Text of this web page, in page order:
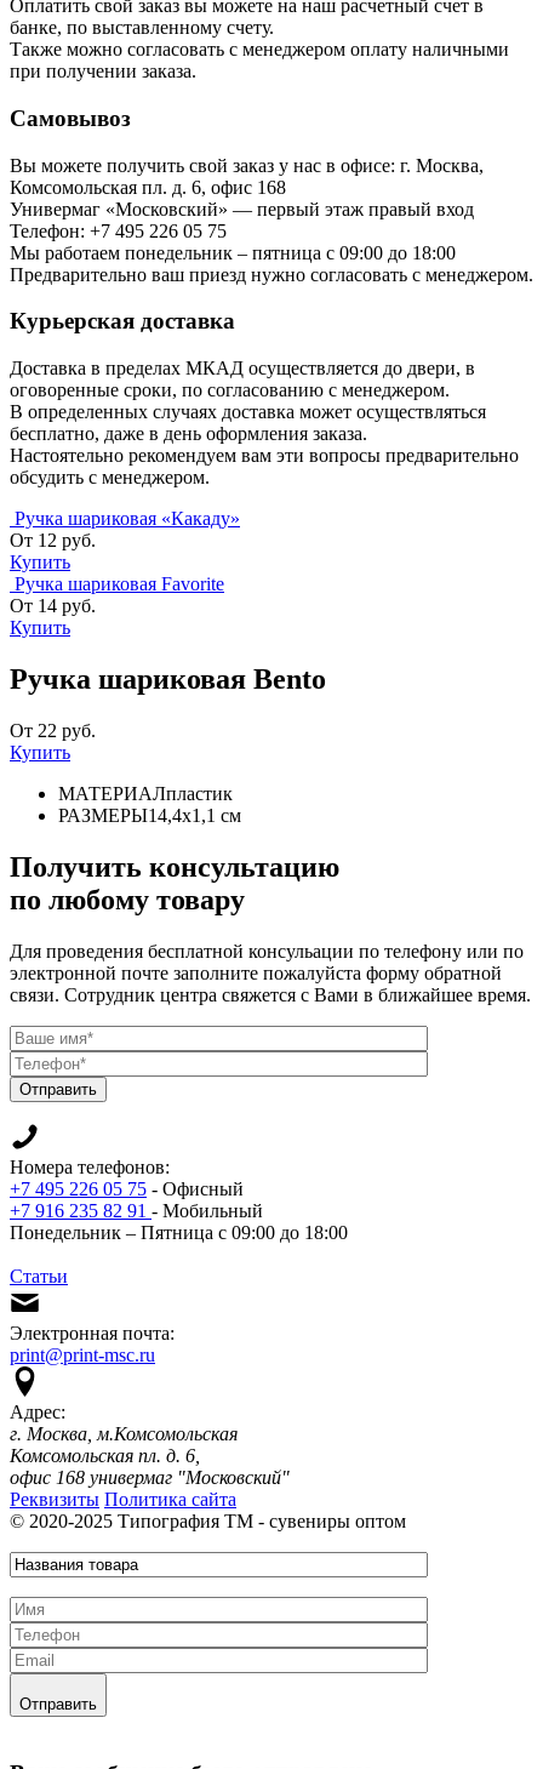
Оплатить свой заказ вы можете на наш расчетный счет в
банке, по выставленному счету.
Также можно согласовать с менеджером оплату наличными
при получении заказа.
Самовывоз
Вы можете получить свой заказ у нас в офисе: г. Москва,
Комсомольская пл. д. 6, офис 168
Универмаг «Московский» — первый этаж правый вход
Телефон: +7 495 226 05 75
Мы работаем понедельник – пятница с 09:00 до 18:00
Предварительно ваш приезд нужно согласовать с менеджером.
Курьерская доставка
Доставка в пределах МКАД осуществляется до двери, в
оговоренные сроки, по согласованию с менеджером.
В определенных случаях доставка может осуществляться
бесплатно, даже в день оформления заказа.
Настоятельно рекомендуем вам эти вопросы предварительно
обсудить с менеджером.
Ручка шариковая «Какаду»
От 12 руб.
Купить
Ручка шариковая Favorite
От 14 руб.
Купить
Ручка шариковая Bento
От 22 руб.
Купить
МАТЕРИАЛпластик
РАЗМЕРЫ14,4х1,1 см
Получить консультацию
по любому товару
Для проведения бесплатной консульации по телефону или по
электронной почте заполните пожалуйста форму обратной
связи. Сотрудник центра свяжется с Вами в ближайшее время.
Отправить
Номера телефонов:
+7 495 226 05 75 - Офисный
+7 916 235 82 91 - Мобильный
Понедельник – Пятница с 09:00 до 18:00
Статьи
Электронная почта:
print@print-msc.ru
Адрес:
г. Москва, м.Комсомольская
Комсомольская пл. д. 6,
офис 168 универмаг "Московский"
Реквизиты Политика сайта
© 2020-2025 Типография ТМ - сувениры оптом
Отправить